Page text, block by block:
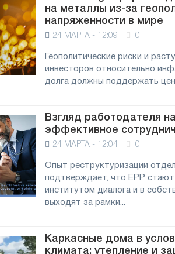
на металлы из-за
напряженности в мире
24 МАРТА - 12:09 0
Геополитические риски и
инвесторов относительно
долга должны поддержать
Взгляд работодателя
эффективное
24 МАРТА - 12:04 0
Опыт реструктуризации
подтверждает, что ЕРР
институтом диалога и в
выходят за рамки...
Каркасные дома в
климата: утепление и